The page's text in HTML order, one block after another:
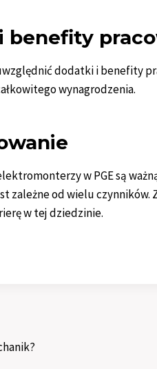
benefity
dodatki i benefity
wynagrodzenia.
w PGE są
zależne od wielu
w tej dziedzinie.